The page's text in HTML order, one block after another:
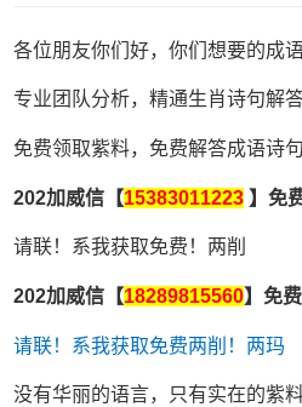
各位朋友你们好，你们想要的成
专业团队分析，精通生肖诗句解
免费领取紫料，免费解答成语诗句
202加威信【15383011223 】免
请联！系我获取免费！两削
202加威信【18289815560】免
请联！系我获取免费两削！两玛
没有华丽的语言，只有实在的紫